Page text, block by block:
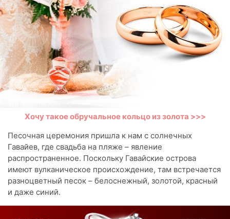
Хочу такое обручальное кольцо из золота >>>
Песочная церемония пришла к нам с солнечных
Гавайев, где свадьба на пляже – явление
распространенное. Поскольку Гавайские острова
имеют вулканическое происхождение, там встречается
разноцветный песок – белоснежный, золотой, красный
и даже синий.